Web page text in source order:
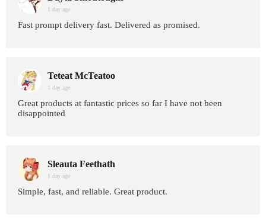
1 day age
Fast prompt delivery fast. Delivered as promised.
Teteat McTeatoo
1 day age
Great products at fantastic prices so far I have not been
disappointed
Sleauta Feethath
1 day age
Simple, fast, and reliable. Great product.